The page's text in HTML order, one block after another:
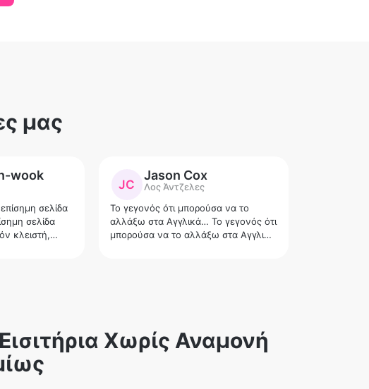
μας
wook
σελίδα
σελίδα
κλειστή,
JC
Jason Cox
Λος Άντζελες
Το γεγονός ότι μπορούσα να το
αλλάξω στα Αγγλικά… Το γεγονός ότι
μπορούσα να το αλλάξω στα Αγγλικά
Χωρίς Αναμονή